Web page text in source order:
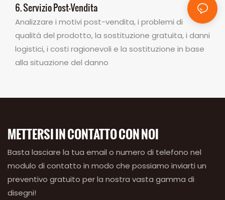
6. Servizio Post-Vendita
Analizzare i motivi post-vendita, i problemi di
qualità del prodotto, la sostituzione gratuita, i danni
logistici, i costi ragionevoli e la sostituzione in base
alla situazione del danno
METTERSI IN CONTATTO CON NOI
Basta lasciare la tua email o numero di telefono nel
modulo di contatto in modo che possiamo inviarti un
preventivo gratuito per la nostra vasta gamma di
disegni!